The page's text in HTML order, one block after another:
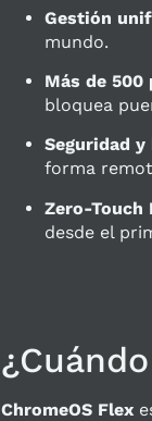
Gestión
mundo.
Más de
bloquea
Seguridad
forma
Zero-Touch
desde el
ChromeOS Flex